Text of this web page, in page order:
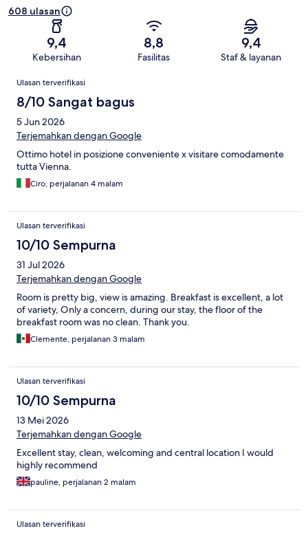
608 ulasan
9,4
Kebersihan
8,8
Fasilitas
9,4
Staf & layanan
Ulasan
Ulasan terverifikasi
8/10 Sangat bagus
5 Jun 2026
Terjemahkan dengan Google
Ottimo hotel in posizione conveniente x visitare comodamente
tutta Vienna.
Ciro, perjalanan 4 malam
Ulasan terverifikasi
10/10 Sempurna
31 Jul 2026
Terjemahkan dengan Google
Room is pretty big, view is amazing. Breakfast is excellent, a lot
of variety, Only a concern, during our stay, the floor of the
breakfast room was no clean. Thank you.
Clemente, perjalanan 3 malam
Ulasan terverifikasi
10/10 Sempurna
13 Mei 2026
Terjemahkan dengan Google
Excellent stay, clean, welcoming and central location I would
highly recommend
pauline, perjalanan 2 malam
Ulasan terverifikasi